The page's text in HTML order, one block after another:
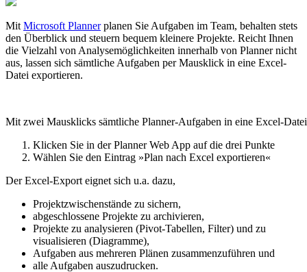
Mit Microsoft Plannerplanen Sie Aufgaben im Team, behalten stets
den Überblick und steuern bequem kleinere Projekte. Reicht Ihnen
die Vielzahl von Analysemöglichkeiten innerhalb von Planner nicht
aus, lassen sich sämtliche Aufgaben per Mausklick in eine Excel-
Datei exportieren.
Mit zwei Mausklicks sämtliche Planner-Aufgaben in eine Excel-
Klicken Sie in der Planner Web App auf die drei Punkte
Wählen Sie den Eintrag »Plan nach Excel exportieren«
Der Excel-Export eignet sich u.a. dazu,
Projektzwischenstände zu sichern,
abgeschlossene Projekte zu archivieren,
Projekte zu analysieren (Pivot-Tabellen, Filter) und zu
visualisieren (Diagramme),
Aufgaben aus mehreren Plänen zusammenzuführen und
alle Aufgaben auszudrucken.